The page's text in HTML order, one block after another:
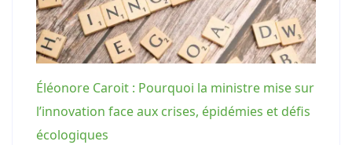
Éléonore Caroit : Pourquoi la ministre mise sur
l’innovation face aux crises, épidémies et défis
écologiques